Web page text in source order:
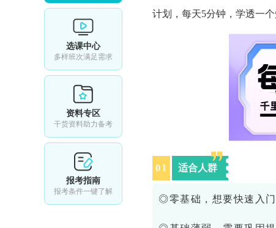
选课中心
多样班次满足需求
资料专区
干货资料助力备考
报考指南
报考条件一键了解
计划，每天5分钟，学透一个
01 适合人群
◎零基础，想要快速入门